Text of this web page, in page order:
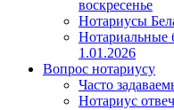
воскресенье
Нотариусы
Нотариальные
1.01.2026
Вопрос нотариусу
Часто
Нотариус